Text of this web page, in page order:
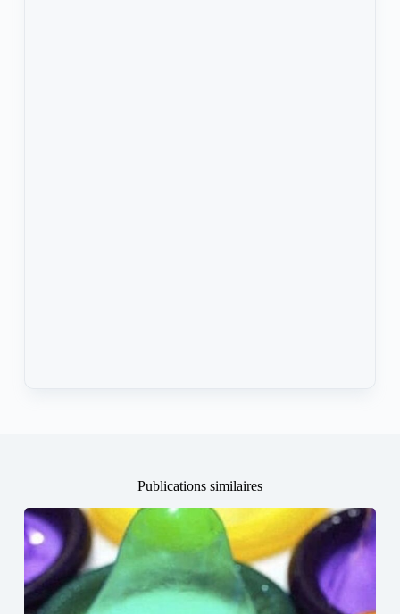
Publications similaires